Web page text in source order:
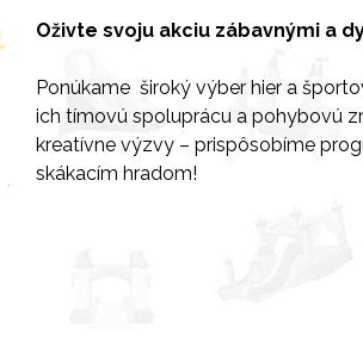
Oživte svoju akciu zábavnými a
Ponúkame široký výber hier a
ich tímovú spoluprácu a pohybovú
kreatívne výzvy – prispôsobíme
skákacím hradom!